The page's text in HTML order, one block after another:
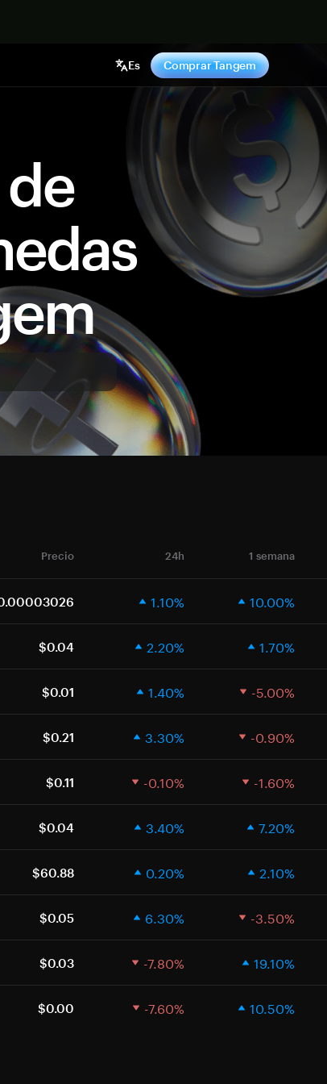
Es Comprar Tangem
Precio 24h 1 semana
1.10% 10.00%
$0.04 2.20% 1.70%
$0.01 1.40% -5.00%
$0.21 3.30% -0.90%
$0.11 -0.10% -1.60%
$0.04 3.40% 7.20%
$60.88 0.20% 2.10%
$0.05 6.30% -3.50%
$0.03 -7.80% 19.10%
$0.00 -7.60% 10.50%